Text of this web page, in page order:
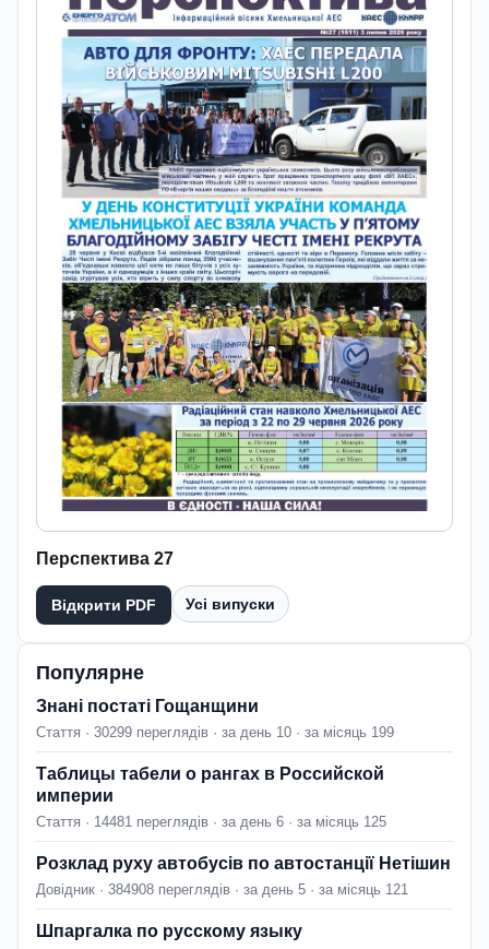
Перспектива 27
Відкрити PDF Усі випуски
Популярне
Знані постаті Гощанщини
Стаття · 30299 переглядів · за день 10 · за місяць 199
Таблицы табели о рангах в Российской
империи
Стаття · 14481 переглядів · за день 6 · за місяць 125
Розклад руху автобусів по автостанції Нетішин
Довідник · 384908 переглядів · за день 5 · за місяць 121
Шпаргалка по русскому языку